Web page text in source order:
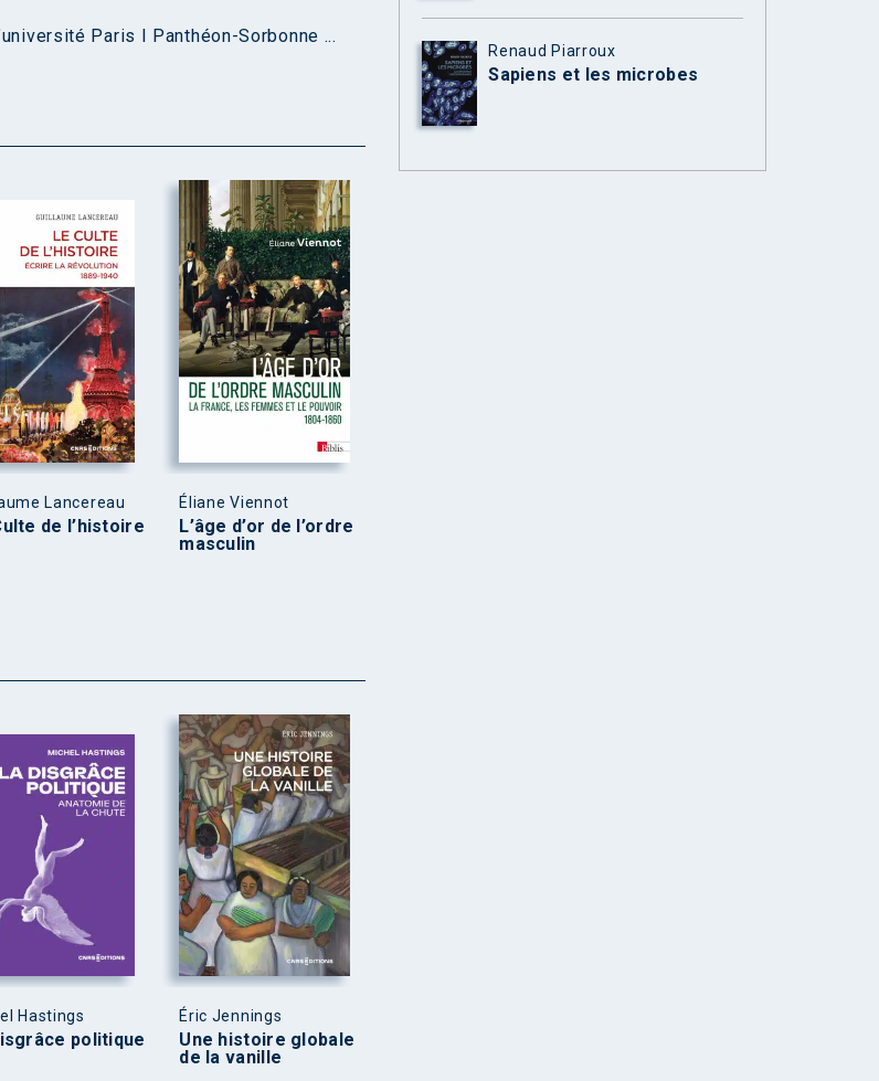
Paris I Panthéon-Sorbonne ...
Lancereau
de l’histoire
Éliane Viennot
L’âge d’or de l’ordre
masculin
Hastings
politique
Éric Jennings
Une histoire globale
de la vanille
Renaud Piarroux
Sapiens et les microbes